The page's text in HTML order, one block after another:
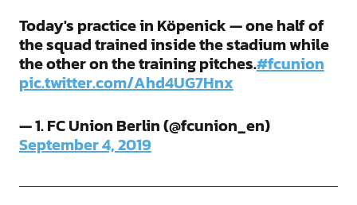
Today's practice in Köpenick — one half of
the squad trained inside the stadium while
the other on the training pitches.#fcunion
pic.twitter.com/Ahd4UG7Hnx
— 1. FC Union Berlin (@fcunion_en)
September 4, 2019